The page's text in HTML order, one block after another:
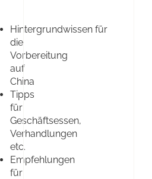
Hintergrundwissen für
die
Vorbereitung
auf
China
Tipps
für
Geschäftsessen,
Verhandlungen
etc.
Empfehlungen
für